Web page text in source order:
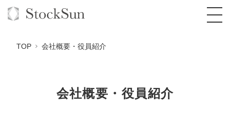
オーダーメイド支援
TOP 会社概要・役員紹介
会社概要・役員紹介